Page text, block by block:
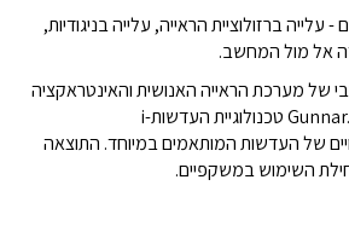
ברזולוציית הראייה, עלייה בניגודיות,
.
של מערכת הראייה האנושית והאינטראקציה
Gunnar.טכנולוגיית העדשותi-
של העדשות המותאמים במיוחד. התוצאה